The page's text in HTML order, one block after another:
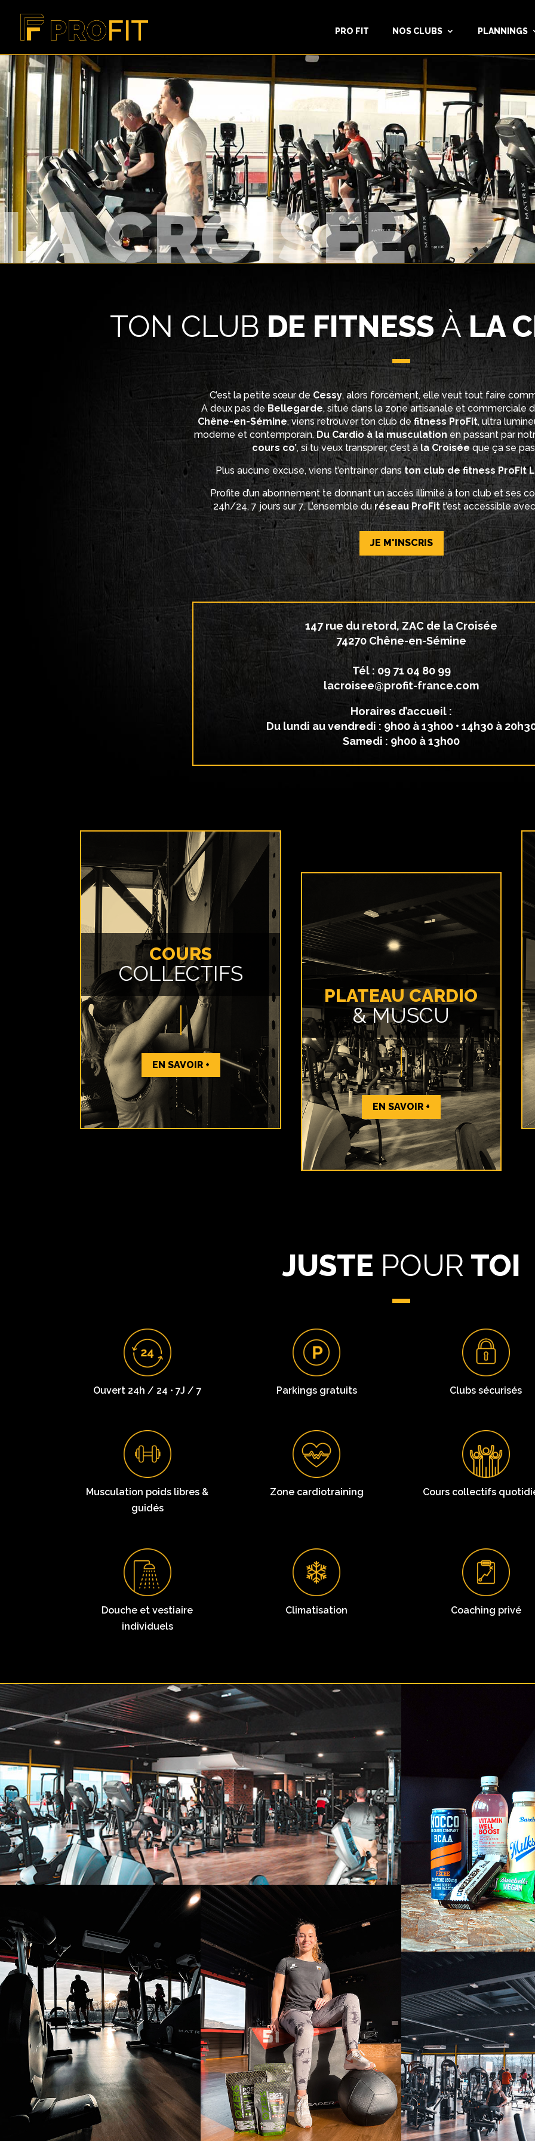
PRO FIT NOS CLUBS PLANNINGS
LA CROISÉE
TON CLUB DE FITNESSÀLA
C’est la petite sœur deCessy, alors forcément, elle veut tout faire
A deux pas de Bellegarde, situé dans la zone artisanale et commerciale
Chêne-en-Sémine, viens retrouver ton club defitness ProFit, ultra
moderne et contemporain.Du Cardio à la musculationen passant par
cours co’, si tu veux transpirer, c’est à la Croisée que ça se
Plus aucune excuse, viens t’entrainer danston club de fitness ProFit
Profite d’un abonnement te donnant un accès illimité à ton club et ses
24h/24, 7 jours sur 7. L’ensemble duréseau ProFitt’est accessible
JE M'INSCRIS
147 rue du retord, ZAC de la Croisée
74270 Chêne-en-Sémine
Tél : 09 71 04 80 99
lacroisee@profit-france.com
Horaires d’accueil :
Du lundi au vendredi : 9h00 à 13h00 • 14h30 à
Samedi : 9h00 à 13h00
COURS
COLLECTIFS
EN SAVOIR +
PLATEAU CARDIO
& MUSCU
EN SAVOIR +
JUSTE POUR TOI
Ouvert 24h / 24 • 7J / 7 Parkings gratuits Clubs sécurisés
Musculation poids libres &
guidés
Zone cardiotraining Cours collectifs
Douche et vestiaire
individuels
Climatisation Coaching privé